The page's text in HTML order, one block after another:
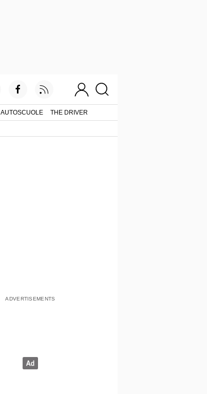
AUTOSCUOLE THE DRIVER